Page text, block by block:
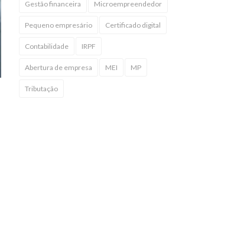
Gestão financeira Microempreendedor
Pequeno empresário Certificado digital
Contabilidade IRPF
Abertura de empresa MEI MP
Tributação